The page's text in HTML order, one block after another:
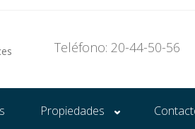
Teléfono: 20-44-50-56
Propiedades